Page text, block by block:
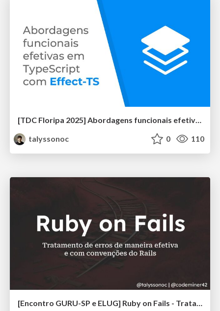
talyssonoc
0 110
[Encontro GURU-SP e ELUG] Ruby on Fails - Tratamento de erros de maneira efetiva e com convenções do Rails